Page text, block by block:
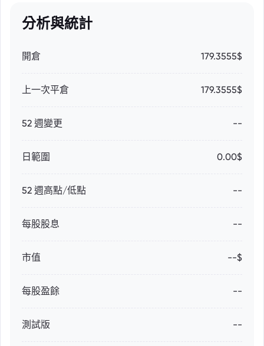
分析與統計
開倉 179.3555$
上一次平倉 179.3555$
52 週變更 --
日範圍 0.00$
52 週高點/低點 --
每股股息 --
市值 --$
每股盈餘 --
測試版 --